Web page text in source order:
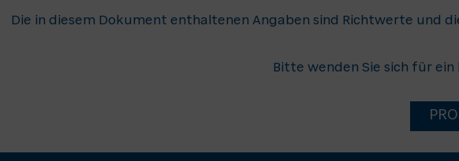
Die in diesem Dokument enthaltenen Angaben sind Richtwerte und
Bitte wenden Sie sich für